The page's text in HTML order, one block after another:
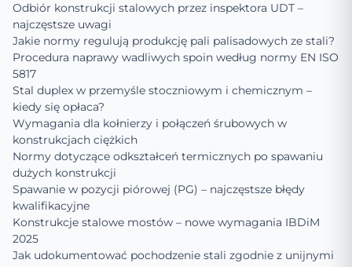
Odbiór konstrukcji stalowych przez inspektora UDT –
najczęstsze uwagi
Jakie normy regulują produkcję pali palisadowych ze stali?
Procedura naprawy wadliwych spoin według normy EN ISO
5817
Stal duplex w przemyśle stoczniowym i chemicznym –
kiedy się opłaca?
Wymagania dla kołnierzy i połączeń śrubowych w
konstrukcjach ciężkich
Normy dotyczące odkształceń termicznych po spawaniu
dużych konstrukcji
Spawanie w pozycji piórowej (PG) – najczęstsze błędy
kwalifikacyjne
Konstrukcje stalowe mostów – nowe wymagania IBDiM
2025
Jak udokumentować pochodzenie stali zgodnie z unijnymi